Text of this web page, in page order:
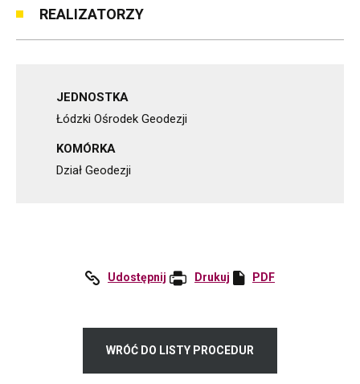
REALIZATORZY
JEDNOSTKA
Łódzki Ośrodek Geodezji
KOMÓRKA
Dział Geodezji
Udostępnij Drukuj
Otworzy
karcie
PDF
WRÓĆ DO LISTY PROCEDUR